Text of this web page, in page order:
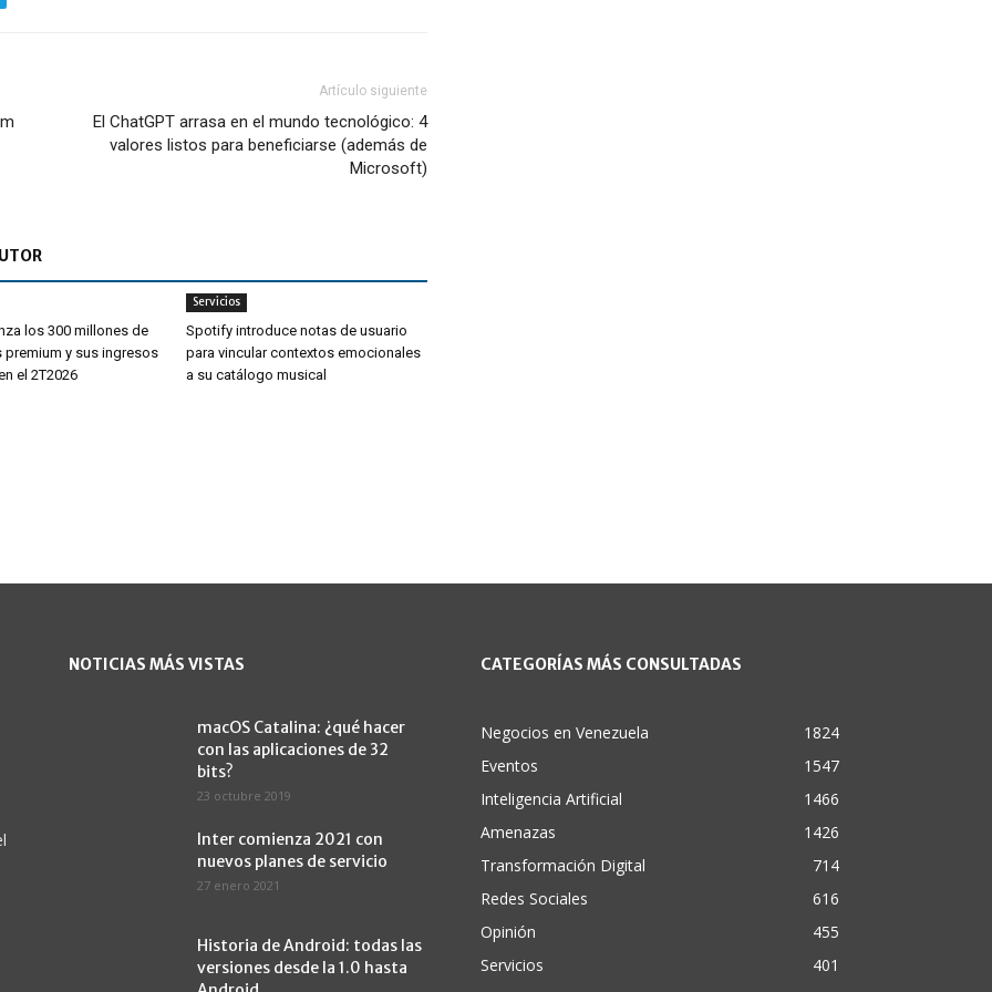
Artículo siguiente
El ChatGPT arrasa en el mundo tecnológico: 4
valores listos para beneficiarse (además de
Microsoft)
los 300 millones de
y sus ingresos
el 2T2026
Servicios
Spotify introduce notas de usuario
para vincular contextos emocionales
a su catálogo musical
NOTICIAS MÁS VISTAS
macOS Catalina: ¿qué hacer
con las aplicaciones de 32
bits?
23 octubre 2019
Inter comienza 2021 con
nuevos planes de servicio
27 enero 2021
Historia de Android: todas las
versiones desde la 1.0 hasta
CATEGORÍAS MÁS CONSULTADAS
Negocios en Venezuela
1824
Eventos
1547
Inteligencia Artificial
1466
Amenazas
1426
Transformación Digital
714
Redes Sociales
616
Opinión
455
Servicios
401